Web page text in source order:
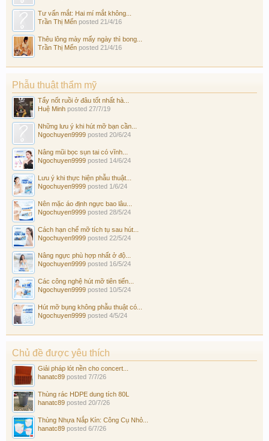
Tư vấn mắt: Hai mí mắt không...
Trần Thị Mến posted 21/4/16
Thêu lông mày mấy ngày thì bong...
Trần Thị Mến posted 21/4/16
Phẫu thuật thẩm mỹ
Tẩy nốt ruồi ở đâu tốt nhất hà...
Huệ Minh posted 27/7/19
Những lưu ý khi hút mỡ bạn cần...
Ngochuyen9999 posted 20/6/24
Nâng mũi bọc sụn tai có vĩnh...
Ngochuyen9999 posted 14/6/24
Lưu ý khi thực hiện phẫu thuật...
Ngochuyen9999 posted 1/6/24
Nên mặc áo định ngực bao lâu...
Ngochuyen9999 posted 28/5/24
Cách hạn chế mỡ tích tụ sau hút...
Ngochuyen9999 posted 22/5/24
Nâng ngực phù hợp nhất ở độ...
Ngochuyen9999 posted 16/5/24
Các công nghệ hút mỡ tiên tiến...
Ngochuyen9999 posted 10/5/24
Hút mỡ bụng không phẫu thuật có...
Ngochuyen9999 posted 4/5/24
Chủ đề được yêu thích
Giải pháp lót nền cho concert...
hanatc89 posted 7/7/26
Thùng rác HDPE dung tích 80L
hanatc89 posted 20/7/26
Thùng Nhựa Nắp Kín: Công Cụ Nhỏ...
hanatc89 posted 6/7/26